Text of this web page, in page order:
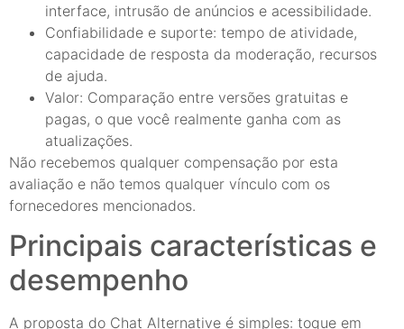
interface, intrusão de anúncios e acessibilidade.
Confiabilidade e suporte: tempo de atividade,
capacidade de resposta da moderação, recursos
de ajuda.
Valor: Comparação entre versões gratuitas e
pagas, o que você realmente ganha com as
atualizações.
Não recebemos qualquer compensação por esta
avaliação e não temos qualquer vínculo com os
fornecedores mencionados.
Principais características e
desempenho
A proposta do Chat Alternative é simples: toque em